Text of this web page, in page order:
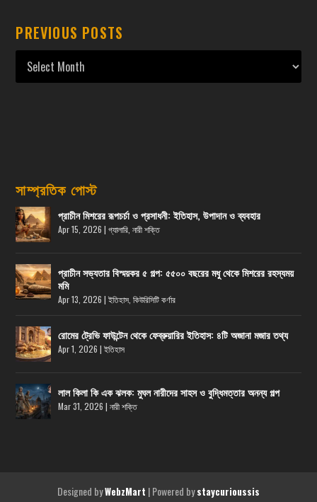
PREVIOUS POSTS
সাম্প্রতিক পোস্ট
প্রাচীন মিশরের রূপচর্চা ও প্রসাধনী: ইতিহাস, উপাদান ও ব্যবহার
Apr 15, 2026 |গ্যালারি ,নারী শক্তি
প্রাচীন সভ্যতার বিস্ময়কর ৫ গল্প: ৫৫০০ বছরের মধু থেকে মিশরের রহস্যময়
মমি
Apr 13, 2026 |ইতিহাস ,কিউরিসিটি কর্ণার
রোমের ট্রেভি ফাউন্টেন থেকে ফেব্রুয়ারির ইতিহাস: ৪টি অজানা মজার তথ্য
Apr 1, 2026 |ইতিহাস
লাল কিলা কি এক ঝলক: মুঘল নারীদের সাহস ও বুদ্ধিমত্তার অনন্য গল্প
Mar 31, 2026 |নারী শক্তি
Designed byWebzMart | Powered bystaycurioussis